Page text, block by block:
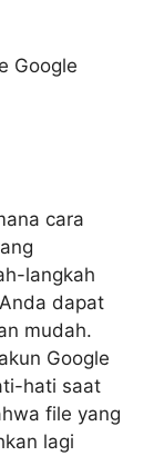
Google
cara
langkah
dapat
mudah.
Google
hati saat
file yang
lagi